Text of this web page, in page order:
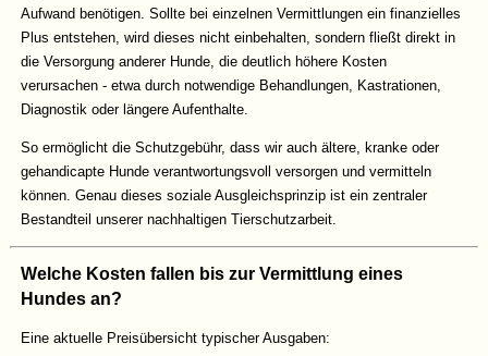
Aufwand benötigen. Sollte bei einzelnen Vermittlungen ein finanzielles
Plus entstehen, wird dieses nicht einbehalten, sondern fließt direkt in
die Versorgung anderer Hunde, die deutlich höhere Kosten
verursachen - etwa durch notwendige Behandlungen, Kastrationen,
Diagnostik oder längere Aufenthalte.
So ermöglicht die Schutzgebühr, dass wir auch ältere, kranke oder
gehandicapte Hunde verantwortungsvoll versorgen und vermitteln
können. Genau dieses soziale Ausgleichsprinzip ist ein zentraler
Bestandteil unserer nachhaltigen Tierschutzarbeit.
Welche Kosten fallen bis zur Vermittlung eines
Hundes an?
Eine aktuelle Preisübersicht typischer Ausgaben: